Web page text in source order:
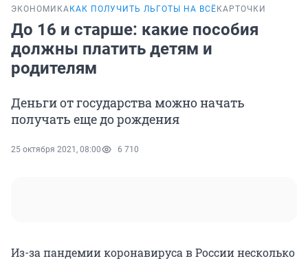
ЭКОНОМИКА КАК ПОЛУЧИТЬ ЛЬГОТЫ НА ВСЁ КАРТОЧКИ
До 16 и старше: какие пособия
должны платить детям и
родителям
Деньги от государства можно начать
получать еще до рождения
25 октября 2021, 08:00 6 710
Из-за пандемии коронавируса в России несколько